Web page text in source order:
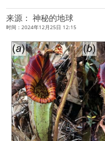
来源： 神秘的地球
时间：2024年12月25日 12:15